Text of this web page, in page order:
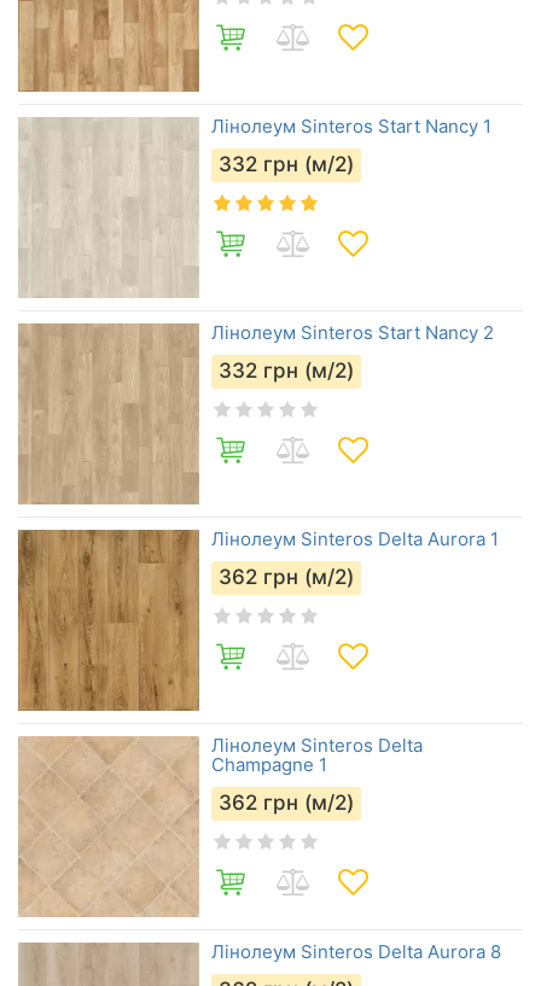
Лінолеум Sinteros Start Nancy 1
332 грн (м/2)
Лінолеум Sinteros Start Nancy 2
332 грн (м/2)
Лінолеум Sinteros Delta Aurora 1
362 грн (м/2)
Лінолеум Sinteros Delta
Champagne 1
362 грн (м/2)
Лінолеум Sinteros Delta Aurora 8